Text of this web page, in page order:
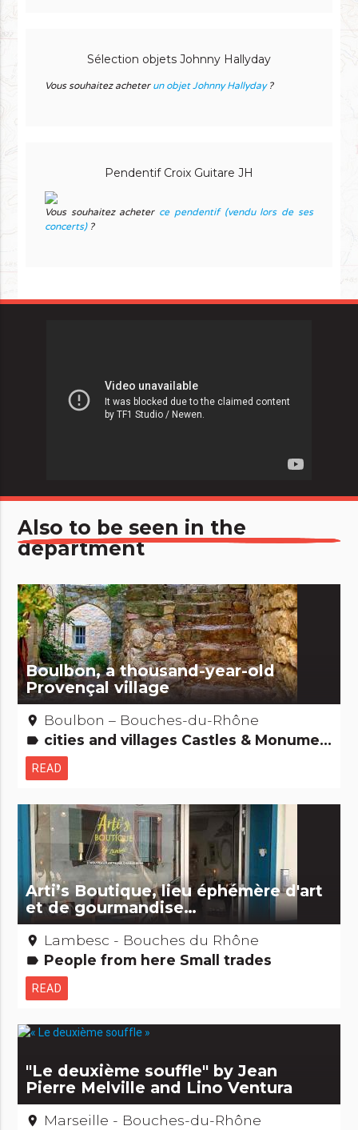
Sélection objets Johnny Hallyday
Vous souhaitez acheter un objet Johnny Hallyday?
Pendentif Croix Guitare JH
Vous souhaitez acheter ce pendentif (vendu lors de ses
concerts)?
Also to be seen in the
department
Boulbon, a thousand-year-old
Provençal village
place Boulbon – Bouches-du-Rhône
label cities and villages Castles & Monuments Festivities & festivals, brotherhoods
READ
Arti’s Boutique, lieu éphémère d'art
et de gourmandise…
place Lambesc - Bouches du Rhône
label People from here Small trades
READ
"Le deuxième souffle" by Jean
Pierre Melville and Lino Ventura
place Marseille - Bouches-du-Rhône